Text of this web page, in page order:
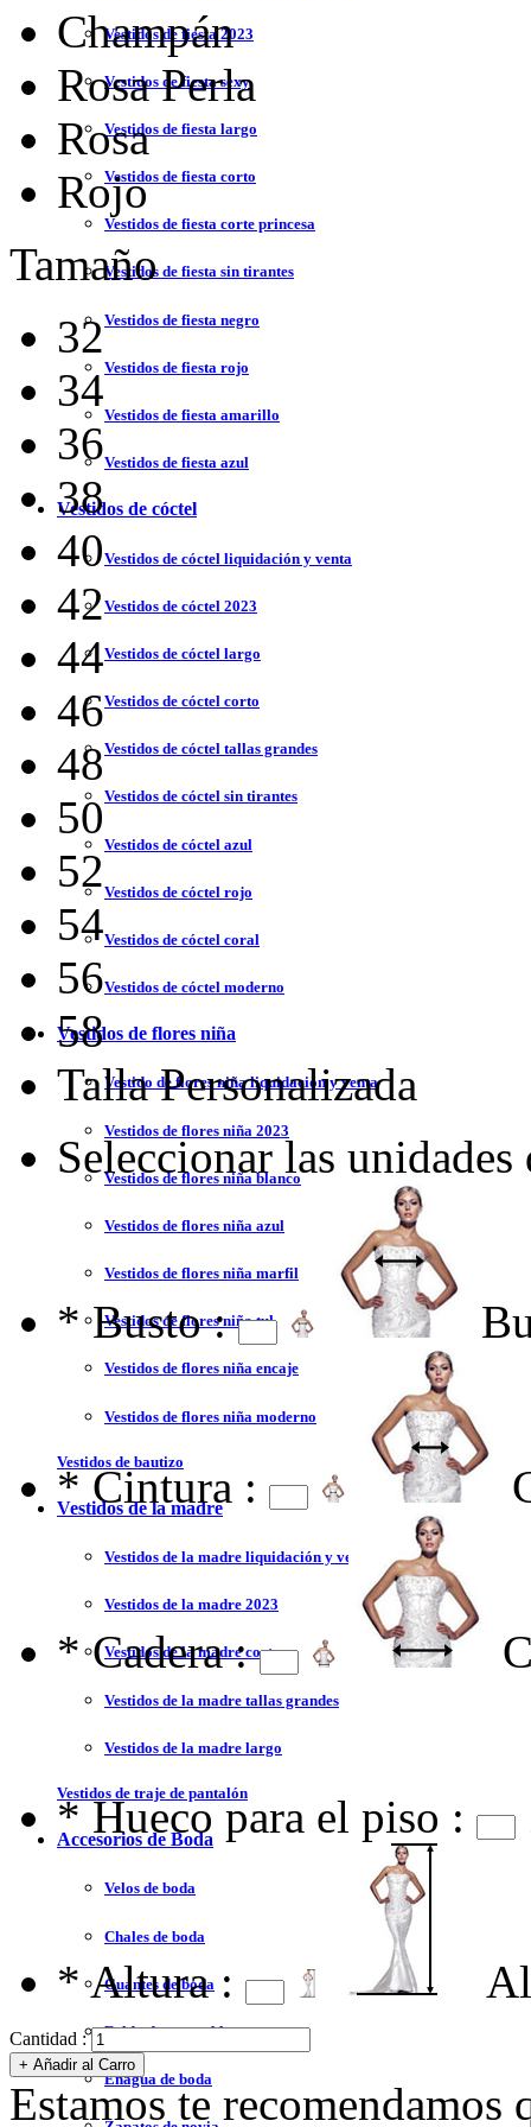
Vestidos de fiesta 2023
Vestidos de fiesta sexy
Vestidos de fiesta largo
Vestidos de fiesta corto
Vestidos de fiesta corte princesa
Vestidos de fiesta sin tirantes
Vestidos de fiesta negro
Vestidos de fiesta rojo
Vestidos de fiesta amarillo
Vestidos de fiesta azul
Vestidos de cóctel
Vestidos de cóctel liquidación y venta
Vestidos de cóctel 2023
Vestidos de cóctel largo
Vestidos de cóctel corto
Vestidos de cóctel tallas grandes
Vestidos de cóctel sin tirantes
Vestidos de cóctel azul
Vestidos de cóctel rojo
Vestidos de cóctel coral
Vestidos de cóctel moderno
Vestidos de flores niña
Vestido de flores niña liquidación y venta
Vestidos de flores niña 2023
Vestidos de flores niña blanco
Vestidos de flores niña azul
Vestidos de flores niña marfil
Vestidos de flores niña tul
Vestidos de flores niña encaje
Vestidos de flores niña moderno
Vestidos de bautizo
Vestidos de la madre
Vestidos de la madre liquidación y venta
Vestidos de la madre 2023
Vestidos de la madre corto
Vestidos de la madre tallas grandes
Vestidos de la madre largo
Vestidos de traje de pantalón
Accesorios de Boda
Velos de boda
Chales de boda
Guantes de boda
Falda desmontable
Enagua de boda
Champán
Rosa Perla
Rosa
Rojo
Tamaño
32
34
36
38
40
42
44
46
48
50
52
54
56
58
Talla Personalizada
Seleccionar las
* Busto :
* Cintura :
* Cadera :
* Hueco para el piso :
* Altura :
Cantidad :
Estamos te recomendamos